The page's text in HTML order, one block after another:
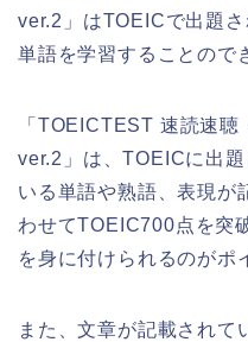
ver.2」はTOEICで出題
単語を学習することので
「TOEICTEST 速読速
ver.2」は、TOEICに出
いる単語や熟語、表現が
わせてTOEIC700点を突
を身に付けられるのがポ
また、文章が記載されて